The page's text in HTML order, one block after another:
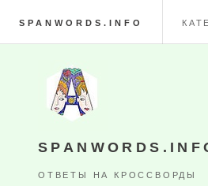
SPANWORDS.INFO
ОТВЕТЫ НА КРОССВОРДЫ